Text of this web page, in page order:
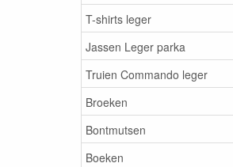
T-shirts leger
Jassen Leger parka
Truien Commando leger
Broeken
Bontmutsen
Boeken